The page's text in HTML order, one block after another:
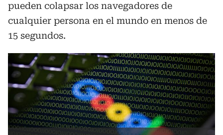
pueden colapsar los navegadores de
cualquier persona en el mundo en menos de
15 segundos.